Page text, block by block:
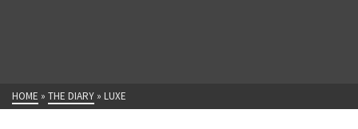
HOME » THE DIARY » LUXE